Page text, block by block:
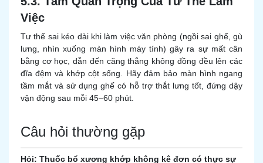
Việc
Tư thế sai kéo dài khi làm việc văn phòng (ngồi sai ghế, gù
lưng, nhìn xuống màn hình máy tính) gây ra sự mất cân
bằng cơ học, dẫn đến căng thẳng không đồng đều lên các
đĩa đệm và khớp cột sống. Hãy đảm bảo màn hình ngang
tầm mắt và sử dụng ghế có hỗ trợ thắt lưng tốt, đứng dậy
vận động sau mỗi 45–60 phút.
Câu hỏi thường gặp
Hỏi: Thuốc bổ xương khớp không kê đơn có thực sự